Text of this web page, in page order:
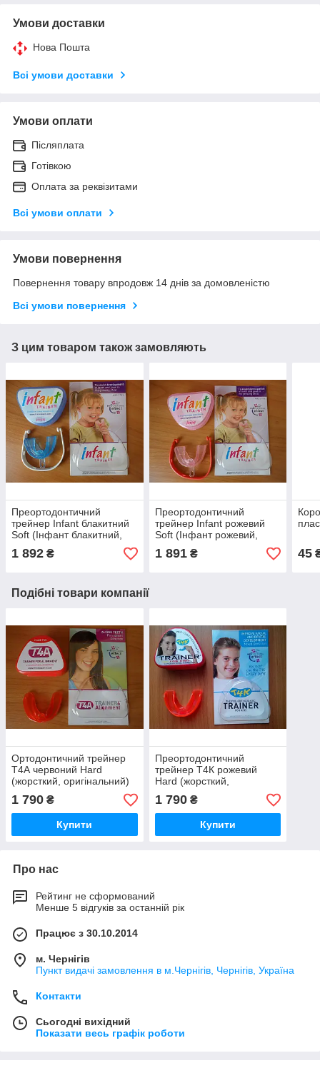
Умови доставки
Нова Пошта
Всі умови доставки
Умови оплати
Післяплата
Готівкою
Оплата за реквізитами
Всі умови оплати
Умови повернення
Повернення товару впродовж 14 днів за домовленістю
Всі умови повернення
З цим товаром також замовляють
Преортодонтичний
трейнер Infant блакитний
Soft (Інфант блакитний,
софт, м'який,
оригінальний)
1 892 ₴
Преортодонтичний
трейнер Infant рожевий
Soft (Інфант рожевий,
софт, м'який,
оригінальний)
1 891₴ 45
Подібні товари компанії
Ортодонтичний трейнер
T4А червоний Hard
(жорсткий, оригінальний)
1 790 ₴
Купити
Преортодонтичний
трейнер Т4К рожевий
Hard (жорсткий,
1 790₴
Купити
Про нас
Рейтинг не сформований
Менше 5 відгуків за останній рік
Працює з 30.10.2014
м. Чернігів
Пункт видачі замовлення в м.Чернігів, Чернігів, Україна
Контакти
Сьогодні вихідний
Показати весь графік роботи